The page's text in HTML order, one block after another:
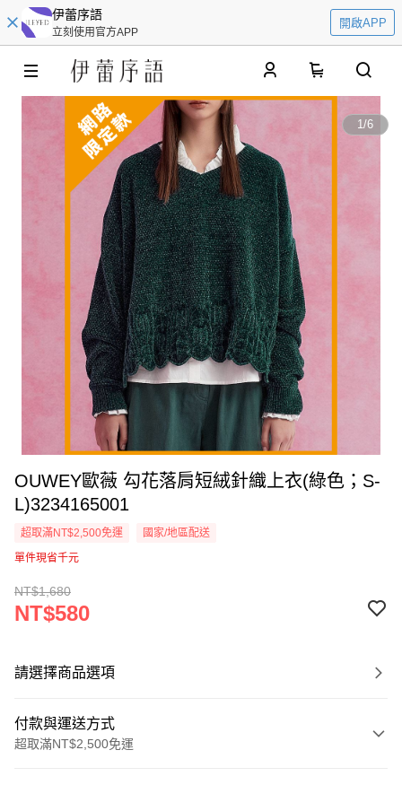
伊蕾序語
立刻使用官方APP
開啟APP
1/6
OUWEY歐薇 勾花落肩短絨針織上衣(綠色；S-
L)3234165001
超取滿NT$2,500免運
國家/地區配送
單件現省千元
NT$1,680
NT$580
請選擇商品選項
付款與運送方式
超取滿NT$2,500免運